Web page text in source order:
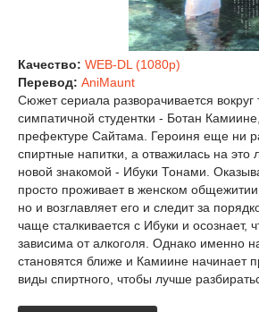
Качество: WEB-DL (1080p)
Перевод: AniMaunt
Сюжет сериала разворачивается вокруг
симпатичной студентки - Ботан
префектуре Сайтама. Героиня еще ни
спиртные напитки, а отважилась на это
новой знакомой - Ибуки Тонами.
просто проживает в женском общежитии
но и возглавляет его и следит за
чаще сталкивается с Ибуки и осознает,
зависима от алкоголя. Однако именно
становятся ближе и Камиине начинает
виды спиртного, чтобы лучше